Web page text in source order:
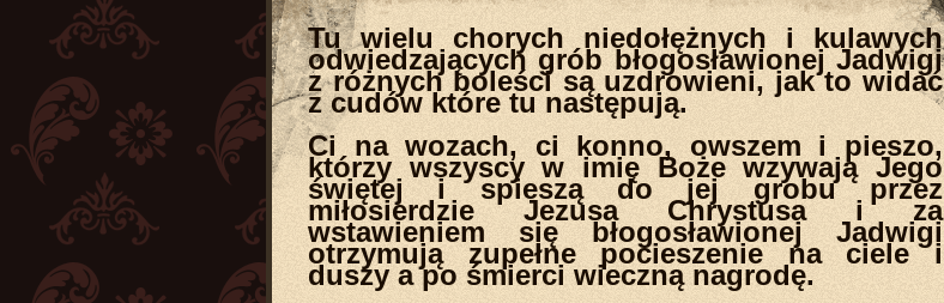
Tu wielu chorych niedołężnych i kulawych
odwiedzających grób błogosławionej Jadwigi
z różnych boleści są uzdrowieni, jak to widać
z cudów które tu następują.
Ci na wozach, ci konno, owszem i pieszo,
którzy wszyscy w imię Boże wzywają Jego
świętej i spieszą do jej grobu przez
miłosierdzie Jezusa Chrystusa i za
wstawieniem się błogosławionej Jadwigi
otrzymują zupełne pocieszenie na ciele i
duszy a po śmierci wieczną nagrodę.